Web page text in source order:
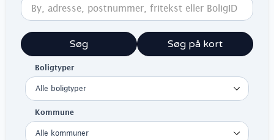
Boligtyper
Kommune